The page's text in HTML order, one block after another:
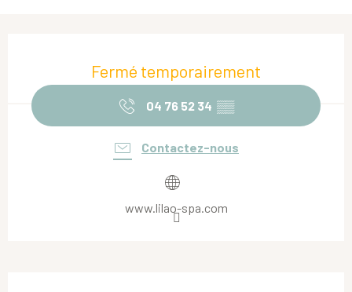
Fermé temporairement
04 76 52 34 ▒▒
Contactez-nous
www.lilao-spa.com